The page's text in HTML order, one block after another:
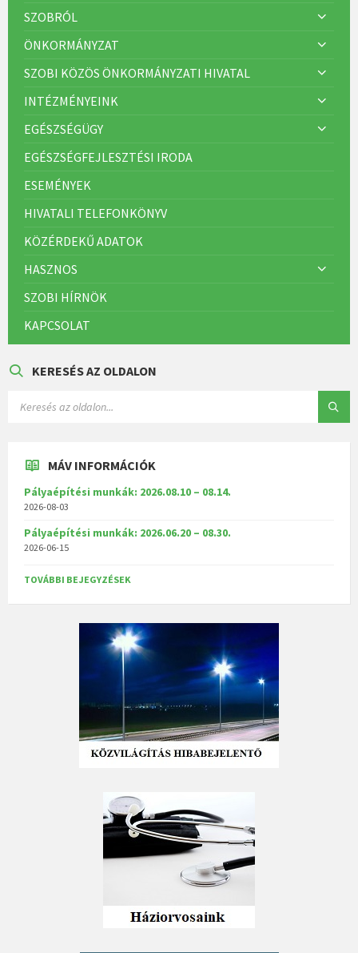
SZOBRÓL
ÖNKORMÁNYZAT
SZOBI KÖZÖS ÖNKORMÁNYZATI HIVATAL
INTÉZMÉNYEINK
EGÉSZSÉGÜGY
EGÉSZSÉGFEJLESZTÉSI IRODA
ESEMÉNYEK
HIVATALI TELEFONKÖNYV
KÖZÉRDEKŰ ADATOK
HASZNOS
SZOBI HÍRNÖK
KAPCSOLAT
KERESÉS AZ OLDALON
MÁV INFORMÁCIÓK
Pályaépítési munkák: 2026.08.10 – 08.14.
2026-08-03
Pályaépítési munkák: 2026.06.20 – 08.30.
2026-06-15
TOVÁBBI BEJEGYZÉSEK